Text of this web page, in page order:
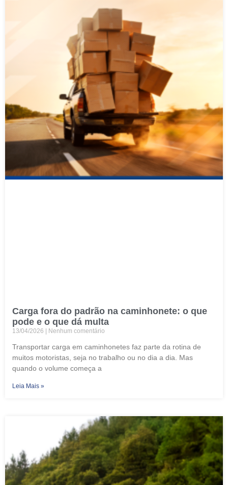
Carga fora do padrão na caminhonete: o que
pode e o que dá multa
13/04/2026 Nenhum comentário
Transportar carga em caminhonetes faz parte da rotina de
muitos motoristas, seja no trabalho ou no dia a dia. Mas
quando o volume começa a
Leia Mais »